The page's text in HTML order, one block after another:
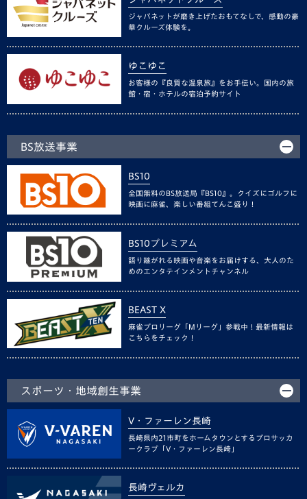
ジャパネットが磨き上げたおもてなしで、感動の豪
華クルーズ体験を。
ゆこゆこ
お客様の『良質な温泉旅』をお手伝い。国内の旅
館・宿・ホテルの宿泊予約サイト
BS放送事業
BS10
全国無料のBS放送局『BS10』。クイズにゴルフに
映画に麻雀、楽しい番組てんこ盛り！
BS10プレミアム
語り継がれる映画や音楽をお届けする、大人のた
めのエンタテインメントチャンネル
BEAST X
麻雀プロリーグ「Mリーグ」参戦中！最新情報は
こちらをチェック！
スポーツ・地域創生事業
V・ファーレン長崎
長崎県内21市町をホームタウンとするプロサッカ
ークラブ「V・ファーレン長崎」
長崎ヴェルカ